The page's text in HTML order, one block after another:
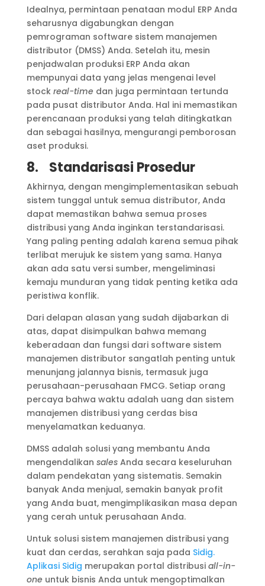
Idealnya, permintaan penataan modul ERP Anda
seharusnya digabungkan dengan
pemrograman software sistem manajemen
distributor (DMSS) Anda. Setelah itu, mesin
penjadwalan produksi ERP Anda akan
mempunyai data yang jelas mengenai level
stock real-time dan juga permintaan tertunda
pada pusat distributor Anda. Hal ini memastikan
perencanaan produksi yang telah ditingkatkan
dan sebagai hasilnya, mengurangi pemborosan
aset produksi.
8. Standarisasi Prosedur
Akhirnya, dengan mengimplementasikan sebuah
sistem tunggal untuk semua distributor, Anda
dapat memastikan bahwa semua proses
distribusi yang Anda inginkan terstandarisasi.
Yang paling penting adalah karena semua pihak
terlibat merujuk ke sistem yang sama. Hanya
akan ada satu versi sumber, mengeliminasi
kemaju munduran yang tidak penting ketika ada
peristiwa konflik.
Dari delapan alasan yang sudah dijabarkan di
atas, dapat disimpulkan bahwa memang
keberadaan dan fungsi dari software sistem
manajemen distributor sangatlah penting untuk
menunjang jalannya bisnis, termasuk juga
perusahaan-perusahaan FMCG. Setiap orang
percaya bahwa waktu adalah uang dan sistem
manajemen distribusi yang cerdas bisa
menyelamatkan keduanya.
DMSS adalah solusi yang membantu Anda
mengendalikan sales Anda secara keseluruhan
dalam pendekatan yang sistematis. Semakin
banyak Anda menjual, semakin banyak profit
yang Anda buat, mengimplikasikan masa depan
yang cerah untuk perusahaan Anda.
Untuk solusi sistem manajemen distribusi yang
kuat dan cerdas, serahkan saja pada Sidig.
Aplikasi Sidig merupakan portal distribusi all-in-
one untuk bisnis Anda untuk mengoptimalkan